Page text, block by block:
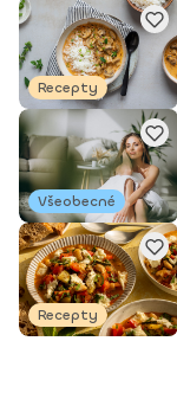
Recepty
Všeobecné
Recepty